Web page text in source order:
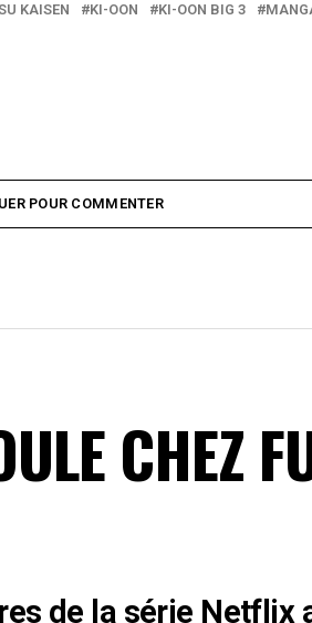
KAISEN KI-OON KI-OON BIG 3
POUR COMMENTER
CHEZ
de la série Netflix